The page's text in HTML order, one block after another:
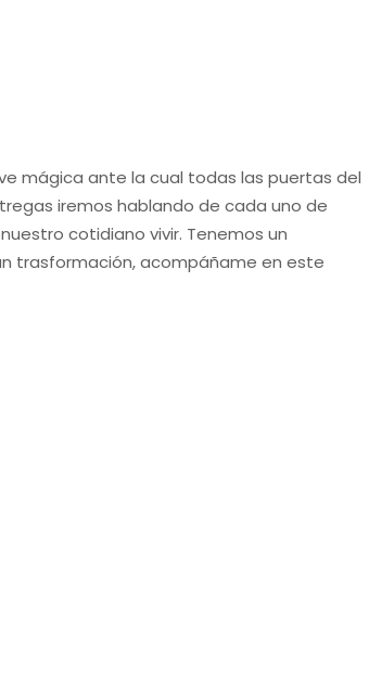
mágica ante la cual todas las puertas del
iremos hablando de cada uno de
cotidiano vivir. Tenemos un
trasformación, acompáñame en este